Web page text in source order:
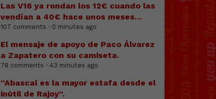
Las V16 ya rondan los 12€ cuando las
vendían a 40€ hace unos meses…
107 comments · 0 minutes ago
El mensaje de apoyo de Paco Álvarez
a Zapatero con su camiseta.
78 comments · 43 minutes ago
“Abascal es la mayor estafa desde el
inútil de Rajoy”.